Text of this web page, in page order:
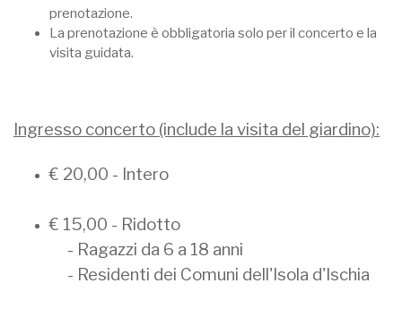
prenotazione.
La prenotazione è obbligatoria solo per il concerto e la
visita guidata.
Ingresso concerto (include la visita del giardino):
€ 20,00 - Intero
€ 15,00 - Ridotto
- Ragazzi da 6 a 18 anni
- Residenti dei Comuni dell'Isola d'Ischia